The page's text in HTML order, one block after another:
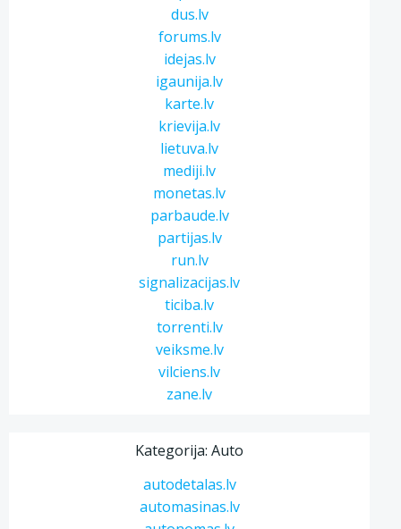
dus.lv
forums.lv
idejas.lv
igaunija.lv
karte.lv
krievija.lv
lietuva.lv
mediji.lv
monetas.lv
parbaude.lv
partijas.lv
run.lv
signalizacijas.lv
ticiba.lv
torrenti.lv
veiksme.lv
vilciens.lv
zane.lv
Kategorija: Auto
autodetalas.lv
automasinas.lv